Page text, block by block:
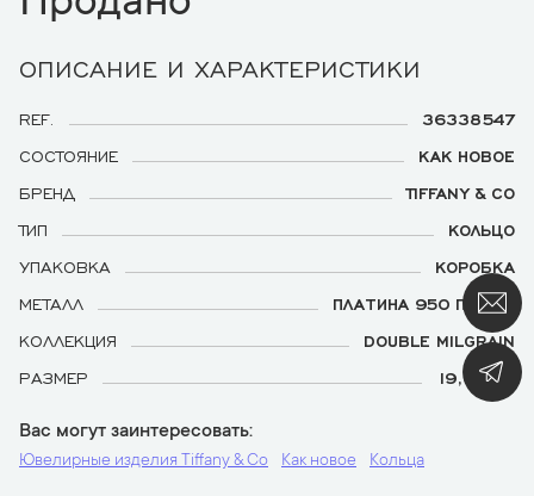
ОПИСАНИЕ И ХАРАКТЕРИСТИКИ
REF.
36338547
СОСТОЯНИЕ
КАК НОВОЕ
БРЕНД
TIFFANY & CO
ТИП
КОЛЬЦО
УПАКОВКА
КОРОБКА
МЕТАЛЛ
ПЛАТИНА 950 ПРОБЫ
КОЛЛЕКЦИЯ
DOUBLE MILGRAIN
РАЗМЕР
19,0 (60)
Вас могут заинтересовать
Ювелирные изделия Tiffany & Co Как новое Кольца